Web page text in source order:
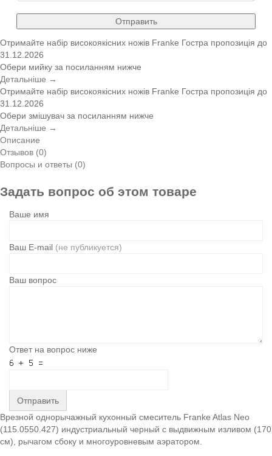
Отправить
Отримайте набір високоякісних ножів Franke Гостра пропозиція до
31.12.2026
Обери мийку за посиланням нижче
Детальніше →
Отримайте набір високоякісних ножів Franke Гостра пропозиція до
31.12.2026
Обери змішувач за посиланням нижче
Детальніше →
Описание
Отзывов (0)
Вопросы и ответы (0)
Задать вопрос об этом товаре
Ваше имя
Ваш E-mail (не публикуется)
Ваш вопрос
Ответ на вопрос ниже
Отправить
Врезной однорычажный кухонный смеситель Franke Atlas Neo
(115.0550.427) индустриальный черный с выдвижным изливом (170
см), рычагом сбоку и многоуровневым аэратором.